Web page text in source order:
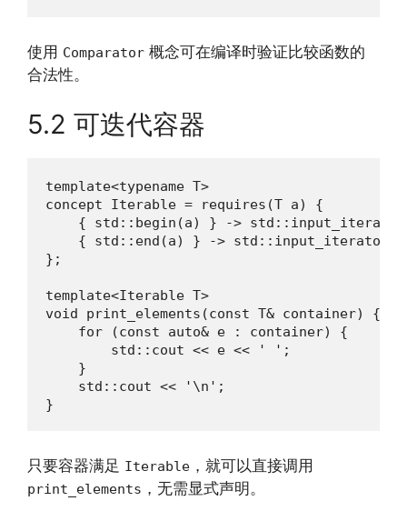
使用 Comparator 概念可在编译时验证比较函数的
合法性。
5.2 可迭代容器
template<typename T>
concept Iterable = requires(T a) {
{ std::begin(a) } ->
    { std::end(a) } -> std::input_iterator;
};
template<Iterable T>
void print_elements(const T& container) {
    for (const auto& e : container) {
        std::cout << e << ' ';
    }
    std::cout << '\n';
}
只要容器满足 Iterable ，就可以直接调用
print_elements ，无需显式声明。